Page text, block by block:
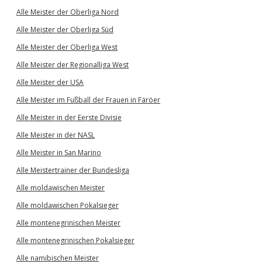
Alle Meister der Oberliga Nord
Alle Meister der Oberliga Süd
Alle Meister der Oberliga West
Alle Meister der Regionalliga West
Alle Meister der USA
Alle Meister im Fußball der Frauen in Färöer
Alle Meister in der Eerste Divisie
Alle Meister in der NASL
Alle Meister in San Marino
Alle Meistertrainer der Bundesliga
Alle moldawischen Meister
Alle moldawischen Pokalsieger
Alle montenegrinischen Meister
Alle montenegrinischen Pokalsieger
Alle namibischen Meister